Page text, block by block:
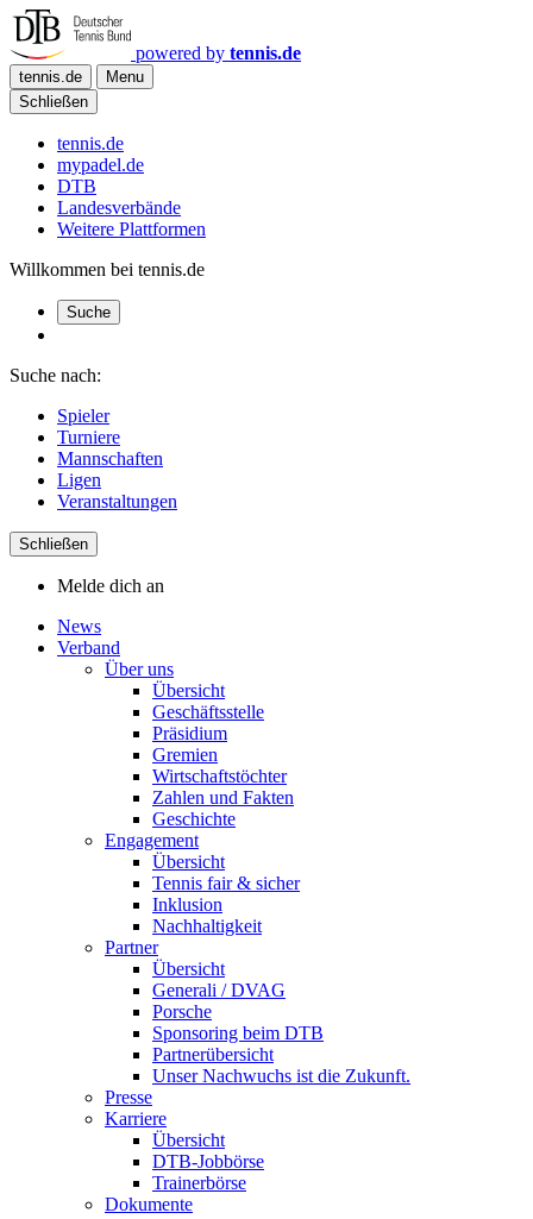
powered by tennis.de
tennis.de
Menu
Schließen
tennis.de
mypadel.de
DTB
Landesverbände
Weitere Plattformen
Willkommen bei tennis.de
Suche
Suche nach:
Spieler
Turniere
Mannschaften
Ligen
Veranstaltungen
Schließen
Melde dich an
News
Verband
Über uns
Übersicht
Geschäftsstelle
Präsidium
Gremien
Wirtschaftstöchter
Zahlen und Fakten
Geschichte
Engagement
Übersicht
Tennis fair & sicher
Inklusion
Nachhaltigkeit
Partner
Übersicht
Generali / DVAG
Porsche
Sponsoring beim DTB
Partnerübersicht
Unser Nachwuchs ist die Zukunft.
Presse
Karriere
Übersicht
DTB-Jobbörse
Trainerbörse
Dokumente